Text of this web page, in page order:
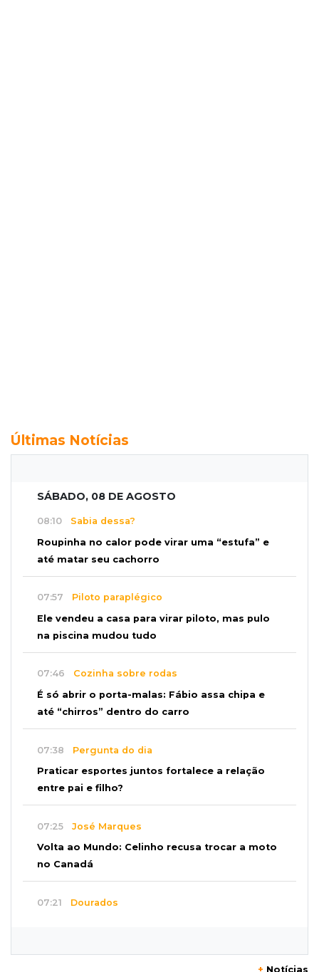
Últimas Notícias
SÁBADO, 08 DE AGOSTO
08:10 Sabia dessa?
Roupinha no calor pode virar uma “estufa” e
até matar seu cachorro
07:57 Piloto paraplégico
Ele vendeu a casa para virar piloto, mas pulo
na piscina mudou tudo
07:46 Cozinha sobre rodas
É só abrir o porta-malas: Fábio assa chipa e
até “chirros” dentro do carro
07:38 Pergunta do dia
Praticar esportes juntos fortalece a relação
entre pai e filho?
07:25 José Marques
Volta ao Mundo: Celinho recusa trocar a moto
no Canadá
07:21 Dourados
+ Notícias